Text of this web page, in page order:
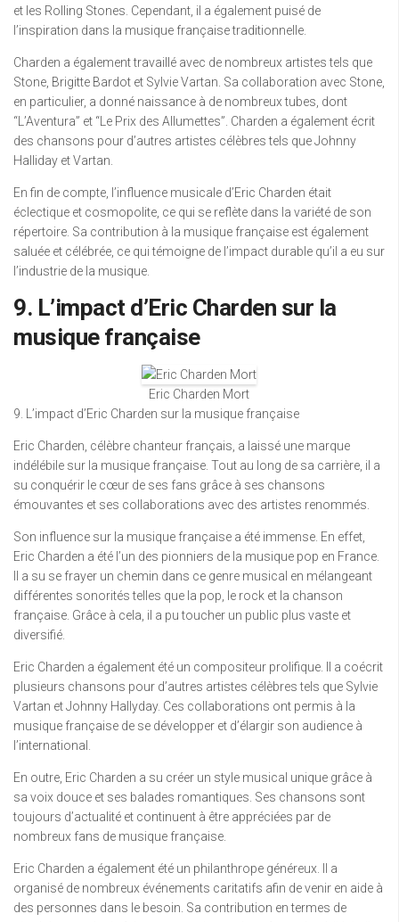
et les Rolling Stones. Cependant, il a également puisé de
l’inspiration dans la musique française traditionnelle.
Charden a également travaillé avec de nombreux artistes tels que
Stone, Brigitte Bardot et Sylvie Vartan. Sa collaboration avec Stone,
en particulier, a donné naissance à de nombreux tubes, dont
“L’Aventura” et “Le Prix des Allumettes”. Charden a également écrit
des chansons pour d’autres artistes célèbres tels que Johnny
Halliday et Vartan.
En fin de compte, l’influence musicale d’Eric Charden était
éclectique et cosmopolite, ce qui se reflète dans la variété de son
répertoire. Sa contribution à la musique française est également
saluée et célébrée, ce qui témoigne de l’impact durable qu’il a eu sur
l’industrie de la musique.
9. L’impact d’Eric Charden sur la
musique française
Eric Charden Mort
9. L’impact d’Eric Charden sur la musique française
Eric Charden, célèbre chanteur français, a laissé une marque
indélébile sur la musique française. Tout au long de sa carrière, il a
su conquérir le cœur de ses fans grâce à ses chansons
émouvantes et ses collaborations avec des artistes renommés.
Son influence sur la musique française a été immense. En effet,
Eric Charden a été l’un des pionniers de la musique pop en France.
Il a su se frayer un chemin dans ce genre musical en mélangeant
différentes sonorités telles que la pop, le rock et la chanson
française. Grâce à cela, il a pu toucher un public plus vaste et
diversifié.
Eric Charden a également été un compositeur prolifique. Il a coécrit
plusieurs chansons pour d’autres artistes célèbres tels que Sylvie
Vartan et Johnny Hallyday. Ces collaborations ont permis à la
musique française de se développer et d’élargir son audience à
l’international.
En outre, Eric Charden a su créer un style musical unique grâce à
sa voix douce et ses balades romantiques. Ses chansons sont
toujours d’actualité et continuent à être appréciées par de
nombreux fans de musique française.
Eric Charden a également été un philanthrope généreux. Il a
organisé de nombreux événements caritatifs afin de venir en aide à
des personnes dans le besoin. Sa contribution en termes de